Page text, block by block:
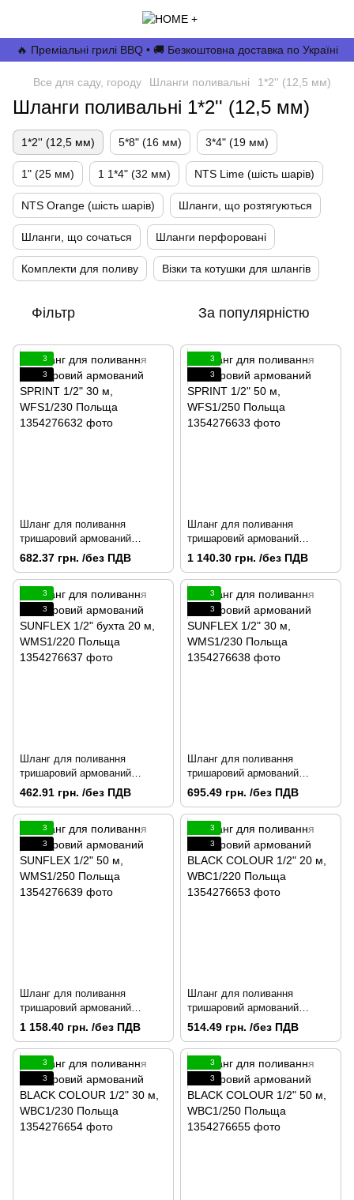
🔥 Преміальні грилі BBQ • 🚚 Безкоштовна доставка по Україні
Все для саду, городу Шланги поливальні 1*2'' (12,5 мм)
Шланги поливальні 1*2'' (12,5 мм)
1*2'' (12,5 мм) 5*8" (16 мм) 3*4" (19 мм)
1" (25 мм) 1 1*4" (32 мм) NTS Lime (шість шарів)
NTS Orange (шість шарів) Шланги, що розтягуються
Шланги, що сочаться Шланги перфоровані
Комплекти для поливу Візки та котушки для шлангів
Фільтр За популярністю
3
3
Шланг для поливання
тришаровий армований
SPRINT 1/2" 30 м, WFS1/230
682.37 грн. /без ПДВ
3
3
Шланг для поливання
тришаровий армований
SPRINT 1/2" 50 м, WFS1/250
1 140.30 грн. /без ПДВ
3
3
Шланг для поливання
тришаровий армований
SUNFLEX 1/2" бухта 20 м,
WMS1/220 Польща
462.91 грн. /без ПДВ
3
3
Шланг для поливання
тришаровий армований
SUNFLEX 1/2" 30 м,
WMS1/230 Польща
695.49 грн. /без ПДВ
3
3
Шланг для поливання
тришаровий армований
SUNFLEX 1/2" 50 м,
WMS1/250 Польща
1 158.40 грн. /без ПДВ
3
3
Шланг для поливання
тришаровий армований
BLACK COLOUR 1/2" 20 м,
WBC1/220 Польща
514.49 грн. /без ПДВ
3
3
3
3